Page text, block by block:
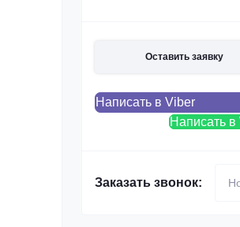
Оставить заявку
Написать в Viber
Написать
Заказать звонок: